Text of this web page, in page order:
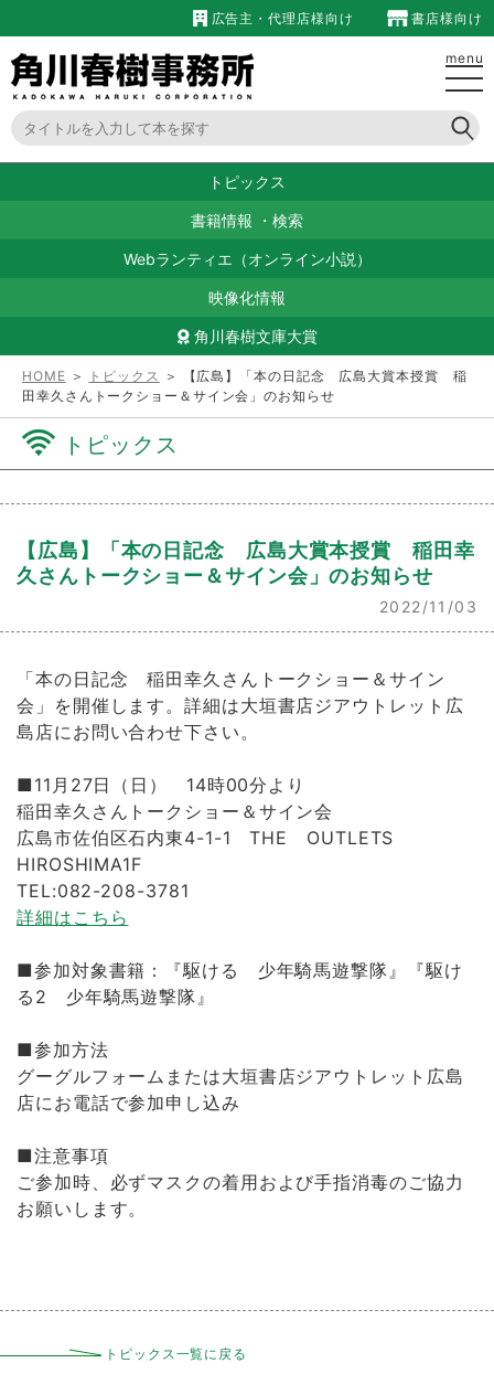
広告主・代理店様向け 書店様向け
menu
トピックス
書籍情報 ・ 検索
Webランティエ（オンライン小説）
映像化情報
角川春樹文庫大賞
HOME ＞ トピックス ＞ 【広島】「本の日記念 広島大賞本授賞 稲
田幸久さんトークショー＆サイン会」のお知らせ
トピックス
【広島】「本の日記念 広島大賞本授賞 稲田幸
久さんトークショー＆サイン会」のお知らせ
2022/11/03
「本の日記念 稲田幸久さんトークショー＆サイン
会」を開催します。詳細は大垣書店ジアウトレット広
島店にお問い合わせ下さい。
■11月27日（日） 14時00分より
稲田幸久さんトークショー＆サイン会
広島市佐伯区石内東4-1-1 THE OUTLETS
HIROSHIMA1F
TEL:082-208-3781
詳細はこちら
■参加対象書籍：『駆ける 少年騎馬遊撃隊』『駆け
る2 少年騎馬遊撃隊』
■参加方法
グーグルフォームまたは大垣書店ジアウトレット広島
店にお電話で参加申し込み
■注意事項
ご参加時、必ずマスクの着用および手指消毒のご協力
お願いします。
トピックス一覧に戻る